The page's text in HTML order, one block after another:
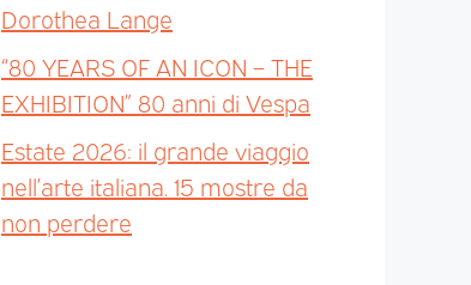
Dorothea Lange
“80 YEARS OF AN ICON – THE
EXHIBITION” 80 anni di Vespa
Estate 2026: il grande viaggio
nell’arte italiana. 15 mostre da
non perdere